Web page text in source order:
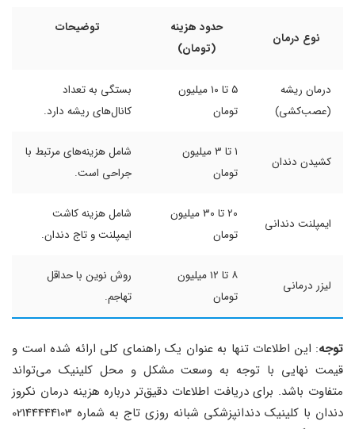
نوع درمان
حدود هزینه
(تومان)
توضیحات
درمان ریشه
(عصب‌کشی)
۵ تا ۱۰ میلیون
تومان
بستگی به تعداد
کانال‌های ریشه دارد.
کشیدن دندان
۱ تا ۳ میلیون
تومان
شامل هزینه‌های مرتبط با
جراحی است.
ایمپلنت دندانی
۲۰ تا ۳۰ میلیون
تومان
شامل هزینه کاشت
ایمپلنت و تاج دندان.
لیزر درمانی
۸ تا ۱۲ میلیون
تومان
روش نوین با حداقل
تهاجم.
توجه: این اطلاعات تنها به عنوان یک راهنمای کلی ارائه شده است و
قیمت نهایی با توجه به وسعت مشکل و محل کلینیک می‌تواند
متفاوت باشد. برای دریافت اطلاعات دقیق‌تر درباره هزینه درمان نکروز
دندان با کلینیک دندانپزشکی شبانه روزی تاج به شماره 02144444103